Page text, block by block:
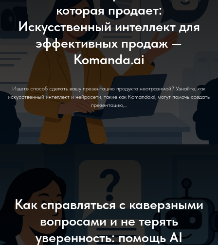
которая продает:
Искусственный интеллект для
эффективных продаж —
Komanda.ai
Ищете способ сделать вашу презентацию продукта неотразимой? Узнайте, как
искусственный интеллект и нейросети, такие как Komanda.ai, могут помочь создать
презентацию,...
Как справляться с каверзными
вопросами и не терять
уверенность: помощь AI